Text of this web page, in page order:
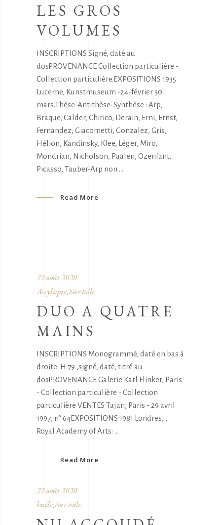
LES GROS
VOLUMES
INSCRIPTIONS Signé, daté au
dosPROVENANCE Collection particulière -
Collection particulière.EXPOSITIONS 1935
Lucerne, Kunstmuseum -24-février 30
mars.Thèse-Antithèse-Synthèse : Arp,
Braque, Calder, Chirico, Derain, Erni, Ernst,
Fernandez, Giacometti, Gonzalez, Gris,
Hélion, Kandinsky, Klee, Léger, Miro,
Mondrian, Nicholson, Paalen, Ozenfant,
Picasso, Tauber-Arp non
Read More
22 août 2020
Acrylique, Sur toile
DUO A QUATRE
MAINS
INSCRIPTIONS Monogrammé, daté en bas à
droite: H 79 ,signé, daté, titré au
dosPROVENANCE Galerie Karl Flinker, Paris
- Collection particulière - Collection
particulière VENTES Tajan, Paris - 29 avril
1997, n° 64EXPOSITIONS 1981 Londres, ,
Royal Academy of Arts:
Read More
22 août 2020
huile Sur toile